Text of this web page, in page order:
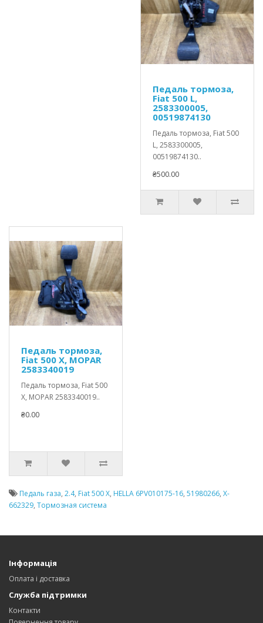
Педаль тормоза,
Fiat 500 L,
2583300005,
00519874130
Педаль тормоза, Fiat 500
L, 2583300005,
00519874130..
₴500.00
Педаль тормоза,
Fiat 500 X, MOPAR
2583340019
Педаль тормоза, Fiat 500
X, MOPAR 2583340019..
₴0.00
Педаль газа, 2.4, Fiat 500 X, HELLA 6PV010175-16, 51980266, X-
662329, Тормозная система
Інформація
Оплата і доставка
Служба підтримки
Контакти